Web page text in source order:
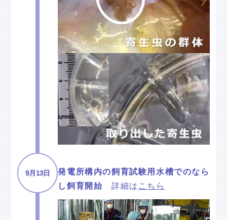
9月13日
発電所構内の飼育試験用水槽でのなら
し飼育開始詳細は こちら